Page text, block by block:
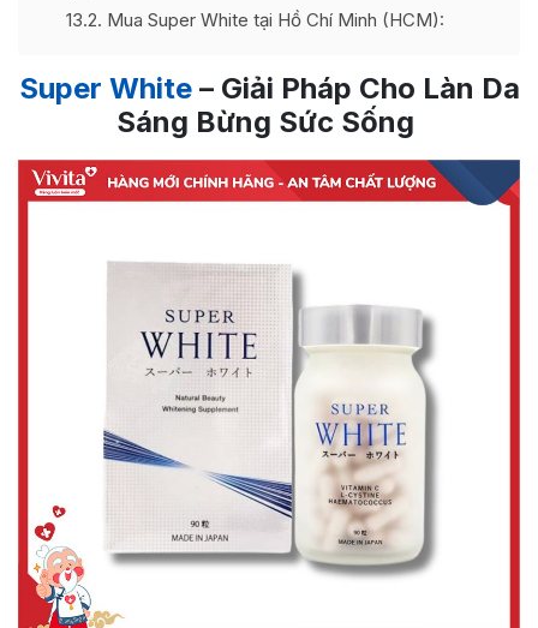
13.2 Mua Super White tại Hồ Chí Minh (HCM):
Super White– Giải Pháp Cho Làn Da
Sáng Bừng Sức Sống